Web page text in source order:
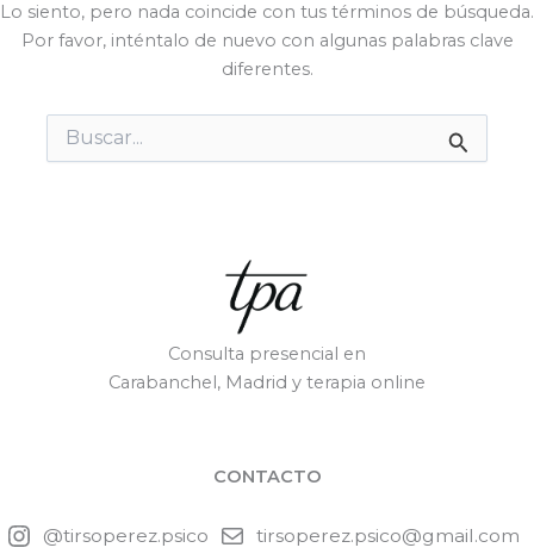
Lo siento, pero nada coincide con tus términos de búsqueda.
Por favor, inténtalo de nuevo con algunas palabras clave
diferentes.
Buscar
por:
Consulta presencial en
Carabanchel, Madrid y terapia online
CONTACTO
@tirsoperez.psico tirsoperez.psico@gmail.com